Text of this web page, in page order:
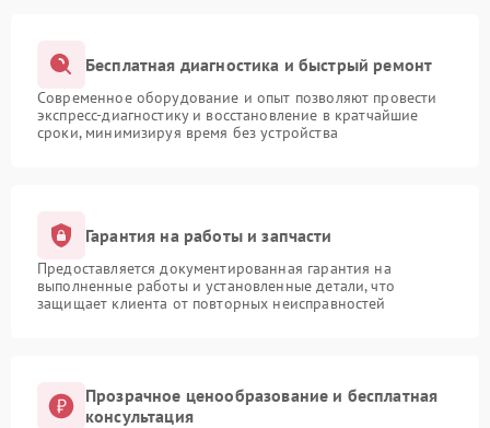
Бесплатная диагностика и быстрый ремонт
Современное оборудование и опыт позволяют провести
экспресс-диагностику и восстановление в кратчайшие
сроки, минимизируя время без устройства
Гарантия на работы и запчасти
Предоставляется документированная гарантия на
выполненные работы и установленные детали, что
защищает клиента от повторных неисправностей
Прозрачное ценообразование и бесплатная
консультация